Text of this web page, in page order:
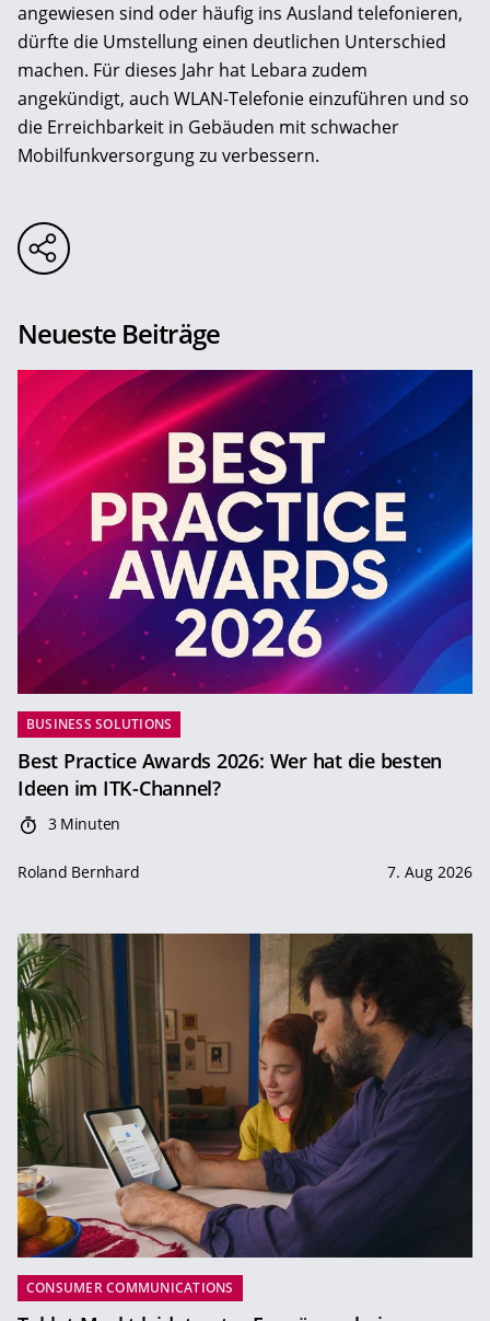
angewiesen sind oder häufig ins Ausland telefonieren,
dürfte die Umstellung einen deutlichen Unterschied
machen. Für dieses Jahr hat Lebara zudem
angekündigt, auch WLAN-Telefonie einzuführen und so
die Erreichbarkeit in Gebäuden mit schwacher
Mobilfunkversorgung zu verbessern.
Neueste Beiträge
BUSINESS SOLUTIONS
Best Practice Awards 2026: Wer hat die besten
Ideen im ITK-Channel?
3 Minuten
Roland Bernhard 7. Aug 2026
CONSUMER COMMUNICATIONS